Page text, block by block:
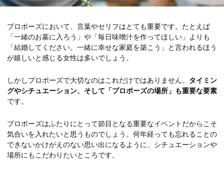
プロポーズにおいて、言葉やセリフはとても重要です。たとえば
「一緒のお墓に入ろう」や「毎日味噌汁を作ってほしい」よりも
「結婚してください。一緒に幸せな家庭を築こう」と言われるほう
が嬉しいと感じる女性は多いでしょう。
しかしプロポーズで大切なのはこれだけではありません。 タイミン
グやシチュエーション、そして「プロポーズの場所」も重要な要素
です。
プロポーズはふたりにとって節目となる重要なイベントだからこそ
気合いを入れたいと思うものでしょう。何年経っても忘れることの
できないかけがえのない思い出になるように、シチュエーションや
場所にもこだわりたいところです。